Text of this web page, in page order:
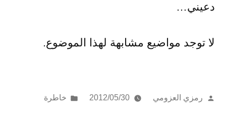
دعيني…
لا توجد مواضيع مشابهة لهذا الموضوع.
تمّ
رمزي العزومي 2012/05/30
نُشر
خاطرة